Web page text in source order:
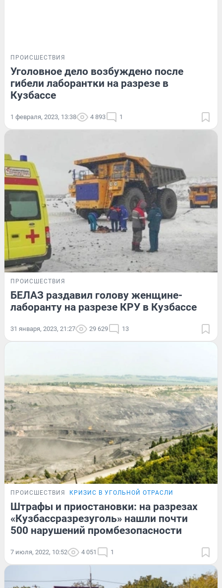
ПРОИСШЕСТВИЯ
Уголовное дело возбуждено после
гибели лаборантки на разрезе в
Кузбассе
1 февраля, 2023, 13:38 4 893 1
ПРОИСШЕСТВИЯ
БЕЛАЗ раздавил голову женщине-
лаборанту на разрезе КРУ в Кузбассе
31 января, 2023, 21:27 29 629 13
ПРОИСШЕСТВИЯ КРИЗИС В УГОЛЬНОЙ ОТРАСЛИ
Штрафы и приостановки: на разрезах
«Кузбассразрезуголь» нашли почти
500 нарушений промбезопасности
7 июля, 2022, 10:52 4 051 1